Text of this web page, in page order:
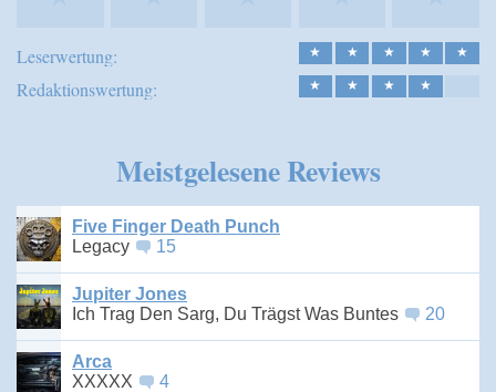
Leserwertung: ★ ★ ★ ★ ★
Redaktionswertung: ★ ★ ★ ★
Meistgelesene Reviews
Five Finger Death Punch
Legacy
15
Jupiter Jones
Ich Trag Den Sarg, Du Trägst Was Buntes
20
Arca
XXXXX
4